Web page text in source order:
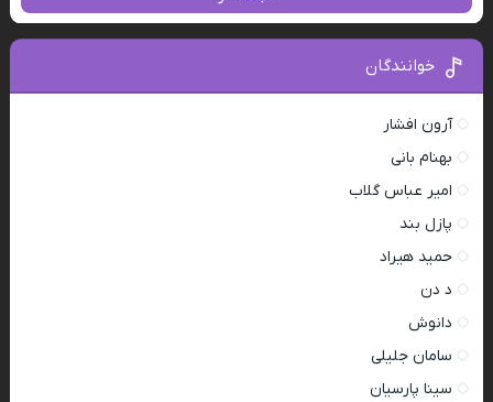
خوانندگان
آرون افشار
بهنام بانی
امیر عباس گلاب
پازل بند
حمید هیراد
د دن
دانوش
سامان جلیلی
سینا پارسیان